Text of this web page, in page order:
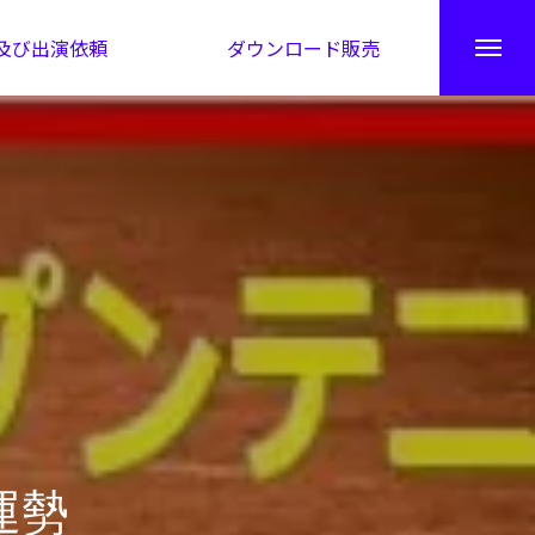
び出演依頼 ダウンロード販売
秘伝公開！吉凶カレンダー
勢